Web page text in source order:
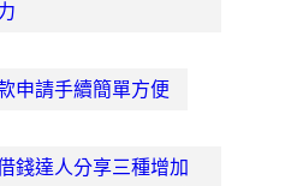
申請手續簡單方便
錢達人分享三種增加